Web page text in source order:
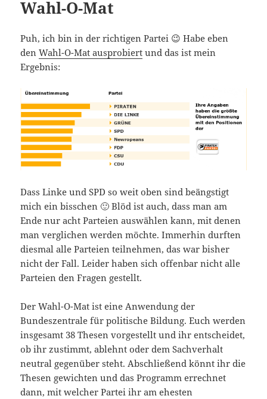
Wahl-O-Mat
Puh, ich bin in der richtigen Partei 😉 Habe eben
denWahl-O-Mat ausprobiert und das ist mein
Ergebnis:
Dass Linke und SPD so weit oben sind beängstigt
mich ein bisschen 🙂 Blöd ist auch, dass man am
Ende nur acht Parteien auswählen kann, mit denen
man verglichen werden möchte. Immerhin durften
diesmal alle Parteien teilnehmen, das war bisher
nicht der Fall. Leider haben sich offenbar nicht alle
Parteien den Fragen gestellt.
Der Wahl-O-Mat ist eine Anwendung der
Bundeszentrale für politische Bildung. Euch werden
insgesamt 38 Thesen vorgestellt und ihr entscheidet,
ob ihr zustimmt, ablehnt oder dem Sachverhalt
neutral gegenüber steht. Abschließend könnt ihr die
Thesen gewichten und das Programm errechnet
dann, mit welcher Partei ihr am ehesten